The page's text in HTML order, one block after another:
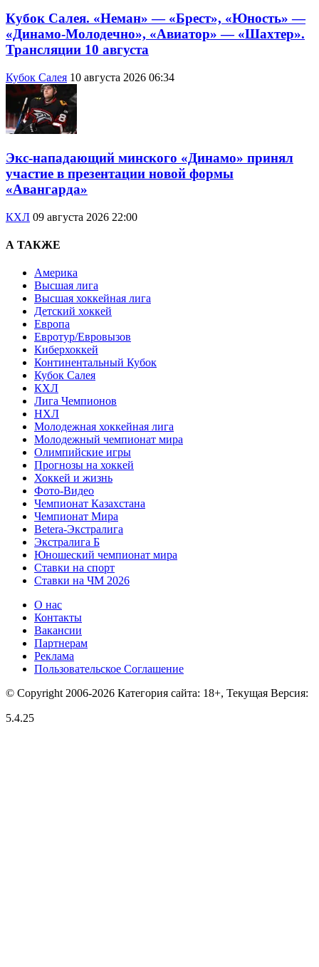
Кубок Салея. «Неман» — «Брест», «Юность» —
«Динамо-Молодечно», «Авиатор» — «Шахтер».
Трансляции 10 августа
Кубок Салея 10 августа 2026 06:34
Экс-нападающий минского «Динамо» принял
участие в презентации новой формы
«Авангарда»
КХЛ 09 августа 2026 22:00
А ТАКЖЕ
Америка
Высшая лига
Высшая хоккейная лига
Детский хоккей
Европа
Евротур/Евровызов
Киберхоккей
Континентальный Кубок
Кубок Салея
КХЛ
Лига Чемпионов
НХЛ
Молодежная хоккейная лига
Молодежный чемпионат мира
Олимпийские игры
Прогнозы на хоккей
Хоккей и жизнь
Фото-Видео
Чемпионат Казахстана
Чемпионат Мира
Betera-Экстралига
Экстралига Б
Юношеский чемпионат мира
Ставки на спорт
Ставки на ЧМ 2026
О нас
Контакты
Вакансии
Партнерам
Реклама
Пользовательское Соглашение
© Copyright 2006-2026 Категория сайта: 18+, Текущая Версия:
5.4.25